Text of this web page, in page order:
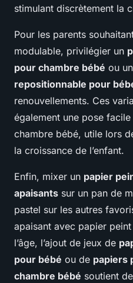
stimulant discrètement la
Pour les parents
modulable, privilégier un
pour chambre bébé ou un
repositionnable pour
renouvellements. Ces
également une pose
chambre bébé, utile lors
la croissance de l’enfant.
Enfin, mixer un papier
apaisants sur un pan de
pastel sur les autres
apaisant avec papier
l’âge, l’ajout de jeux de
pour bébé ou de papiers
chambre bébé soutient